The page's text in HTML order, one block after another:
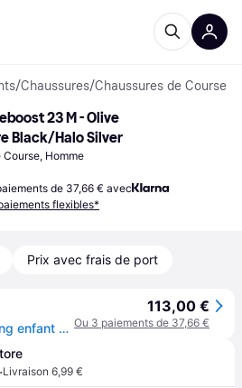
/Chaussures/Chaussures de Course
23 M - Olive
Black/Halo Silver
Homme
de 37,66 € avec
flexibles*
Prix avec frais de port
Chaussures de running enfant adidas Pureboost 23 - Vert
113,00 €
Ou 3 paiements de 37,66 €
·Livraison 6,99 €